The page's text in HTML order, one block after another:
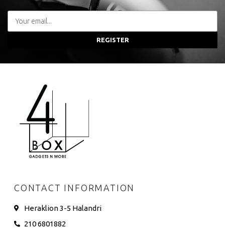
REGISTER
CONTACT INFORMATION
Heraklion 3-5 Halandri
210 6801882